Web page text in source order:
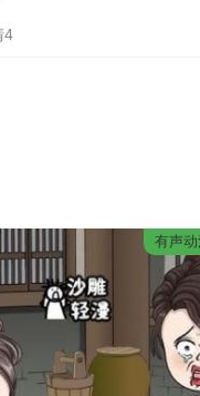
4
有声